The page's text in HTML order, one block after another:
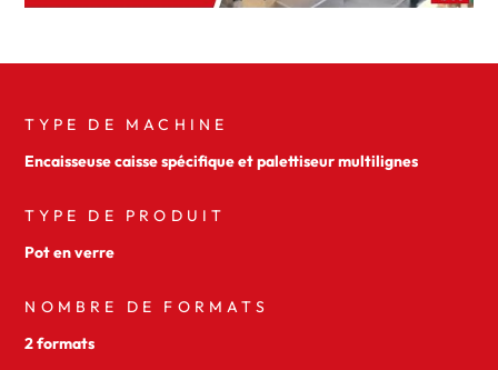
TYPE DE MACHINE
Encaisseuse caisse spécifique et palettiseur multilignes
TYPE DE PRODUIT
Pot en verre
NOMBRE DE FORMATS
2 formats